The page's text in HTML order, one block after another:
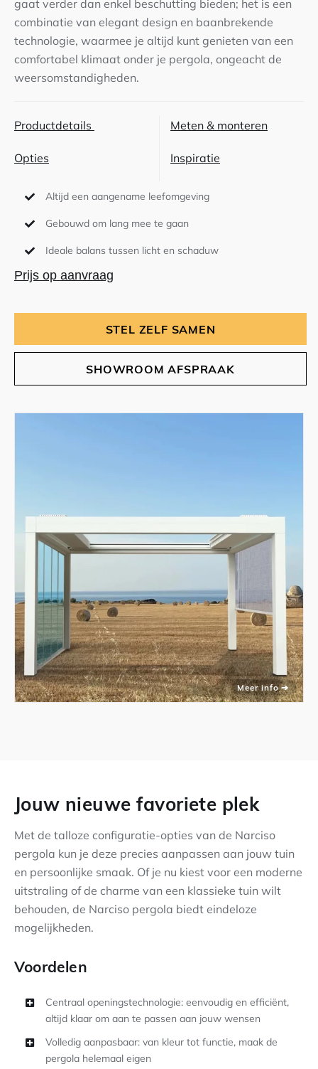
Contact
gaat verder dan enkel beschutting bieden; het is een
combinatie van elegant design en baanbrekende
technologie, waarmee je altijd kunt genieten van een
comfortabel klimaat onder je pergola, ongeacht de
weersomstandigheden.
Productdetails
Opties
Meten & monteren
Inspiratie
Altijd een aangename leefomgeving
Gebouwd om lang mee te gaan
Ideale balans tussen licht en schaduw
Prijs op aanvraag
STEL ZELF SAMEN
SHOWROOM AFSPRAAK
Jouw nieuwe favoriete plek
Met de talloze configuratie-opties van de Narciso
pergola kun je deze precies aanpassen aan jouw tuin
en persoonlijke smaak. Of je nu kiest voor een moderne
uitstraling of de charme van een klassieke tuin wilt
behouden, de Narciso pergola biedt eindeloze
mogelijkheden.
Voordelen
Centraal openingstechnologie: eenvoudig en efficiënt,
altijd klaar om aan te passen aan jouw wensen
Volledig aanpasbaar: van kleur tot functie, maak de
pergola helemaal eigen